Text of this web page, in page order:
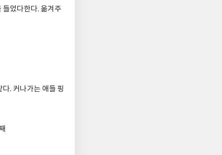
들었다한다. 옮겨주
. 커나가는 애들 핑